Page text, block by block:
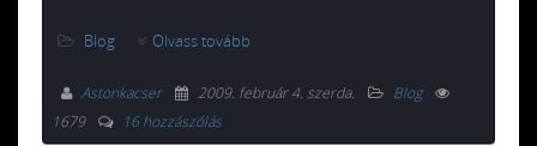
Blog Olvass tovább
Astonkacser 2009. február 4. szerda.
Blog
1679
16 hozzászólás